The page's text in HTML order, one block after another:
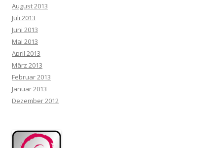
August 2013
Juli 2013
Juni 2013
Mai 2013
April 2013
März 2013
Februar 2013
Januar 2013
Dezember 2012